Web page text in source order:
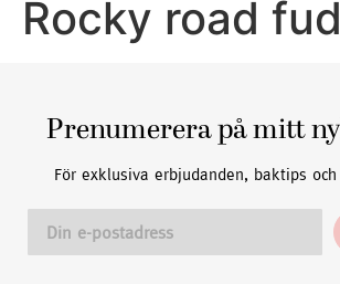
Rocky road
Prenumerera på mitt
För exklusiva erbjudanden, baktips